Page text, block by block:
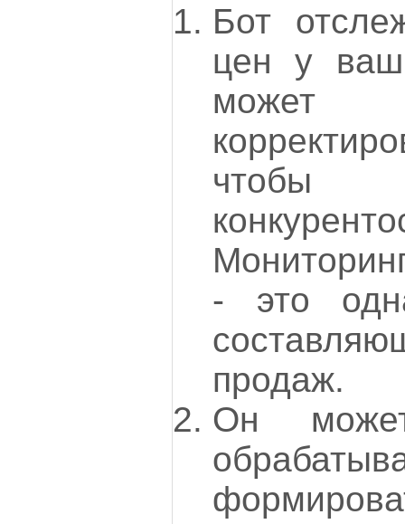
Бот
цен у
может
чтобы
- это
продаж.
Он может